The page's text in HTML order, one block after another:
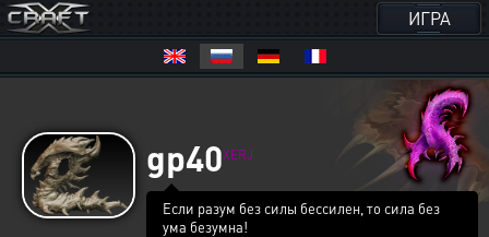
ИГРА
gp40XERJ
Если разум без силы бессилен, то сила без
ума безумна!